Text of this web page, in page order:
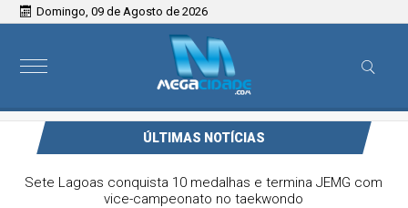
Domingo, 09 de Agosto de 2026
ÚLTIMAS NOTÍCIAS
Victor & Bruno são destaque no ForróCap em Capim
Branco